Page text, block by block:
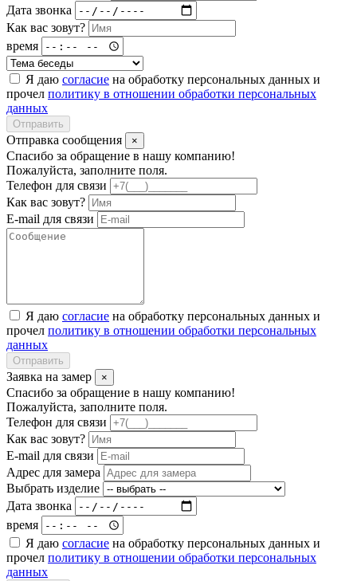
Дата звонка
Как вас зовут?
время
Я даю согласие на обработку персональных данных и
прочел политику в отношении обработки персональных
данных
Отправить
Отправка сообщения ×
Спасибо за обращение в нашу компанию!
Пожалуйста, заполните поля.
Телефон для связи
Как вас зовут?
E-mail для связи
Я даю согласие на обработку персональных данных и
прочел политику в отношении обработки персональных
данных
Отправить
Заявка на замер ×
Спасибо за обращение в нашу компанию!
Пожалуйста, заполните поля.
Телефон для связи
Как вас зовут?
E-mail для связи
Адрес для замера
Выбрать изделие
Дата звонка
время
Я даю согласие на обработку персональных данных и
прочел политику в отношении обработки персональных
данных